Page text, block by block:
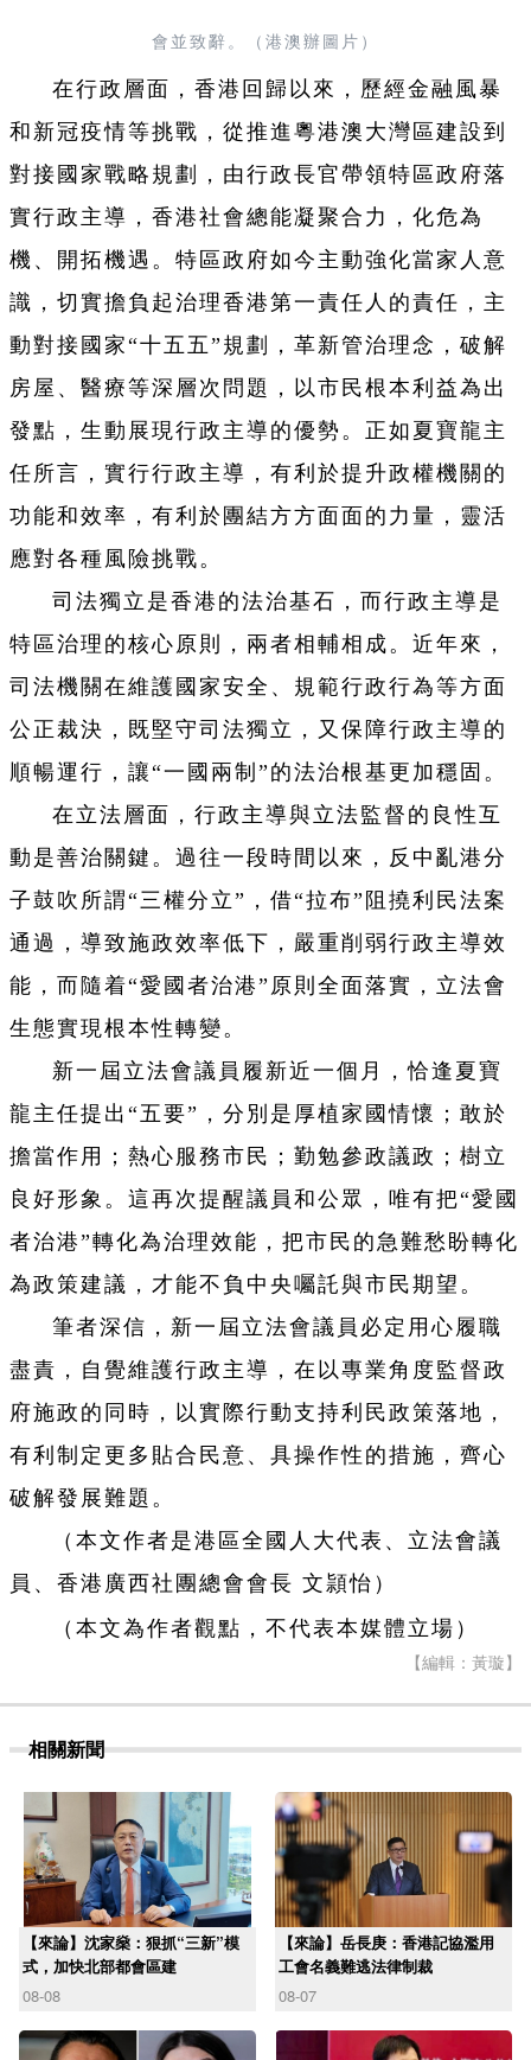
會並致辭。（港澳辦圖片）
在行政層面，香港回歸以來，歷經金融風暴
和新冠疫情等挑戰，從推進粵港澳大灣區建設到
對接國家戰略規劃，由行政長官帶領特區政府落
實行政主導，香港社會總能凝聚合力，化危為
機、開拓機遇。特區政府如今主動強化當家人意
識，切實擔負起治理香港第一責任人的責任，主
動對接國家“十五五”規劃，革新管治理念，破解
房屋、醫療等深層次問題，以市民根本利益為出
發點，生動展現行政主導的優勢。正如夏寶龍主
任所言，實行行政主導，有利於提升政權機關的
功能和效率，有利於團結方方面面的力量，靈活
應對各種風險挑戰。
司法獨立是香港的法治基石，而行政主導是
特區治理的核心原則，兩者相輔相成。近年來，
司法機關在維護國家安全、規範行政行為等方面
公正裁決，既堅守司法獨立，又保障行政主導的
順暢運行，讓“一國兩制”的法治根基更加穩固。
在立法層面，行政主導與立法監督的良性互
動是善治關鍵。過往一段時間以來，反中亂港分
子鼓吹所謂“三權分立”，借“拉布”阻撓利民法案
通過，導致施政效率低下，嚴重削弱行政主導效
能，而隨着“愛國者治港”原則全面落實，立法會
生態實現根本性轉變。
新一屆立法會議員履新近一個月，恰逢夏寶
龍主任提出“五要”，分別是厚植家國情懷；敢於
擔當作用；熱心服務市民；勤勉參政議政；樹立
良好形象。這再次提醒議員和公眾，唯有把“愛國
者治港”轉化為治理效能，把市民的急難愁盼轉化
為政策建議，才能不負中央囑託與市民期望。
筆者深信，新一屆立法會議員必定用心履職
盡責，自覺維護行政主導，在以專業角度監督政
府施政的同時，以實際行動支持利民政策落地，
有利制定更多貼合民意、具操作性的措施，齊心
破解發展難題。
（本文作者是港區全國人大代表、立法會議
員、香港廣西社團總會會長 文頴怡）
（本文為作者觀點，不代表本媒體立場）
【編輯：黃璇】
相關新聞
【來論】沈家燊：狠抓“三新”模
式，加快北部都會區建
08-08
【來論】岳長庚：香港記協濫用
工會名義難逃法律制裁
08-07